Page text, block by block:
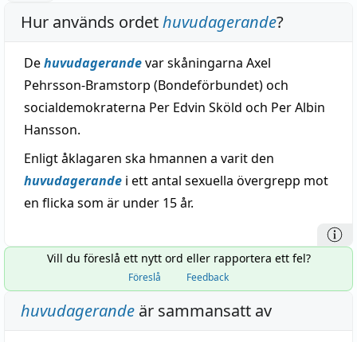
Hur används ordethuvudagerande?
Dehuvudagerandevar skåningarna Axel
Pehrsson-Bramstorp (Bondeförbundet) och
socialdemokraterna Per Edvin Sköld och Per Albin
Hansson.
Enligt åklagaren ska hmannen a varit den
huvudagerande i ett antal sexuella övergrepp mot
en flicka som är under 15 år.
Vill du föreslå ett nytt ord eller rapportera ett fel?
Föreslå Feedback
huvudagerande är sammansatt av